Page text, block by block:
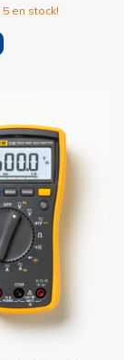
5 en stock!